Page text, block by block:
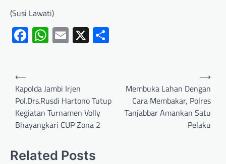
(Susi Lawati)
Facebook
WhatsApp
Email
X
⟵
Kapolda Jambi Irjen
Pol.Drs.Rusdi Hartono Tutup
Kegiatan Turnamen Volly
Bhayangkari CUP Zona 2
Membuka Lahan Dengan
Cara Membakar, Polres
Tanjabbar Amankan Satu
Pelaku
⟶
Related Posts